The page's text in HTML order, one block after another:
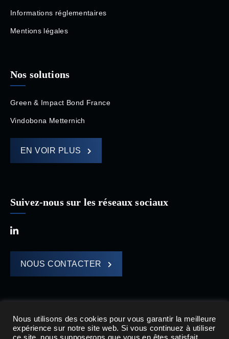
Informations réglementaires
Mentions légales
Nos solutions
Green & Impact Bond France
Vindobona Metternich
EN VOIR PLUS
Suivez-nous sur les réseaux sociaux
NOUS CONTACTER
HOMA CAPITAL © 2021
Nous utilisons des cookies pour vous garantir la meilleure
expérience sur notre site web. Si vous continuez à utiliser